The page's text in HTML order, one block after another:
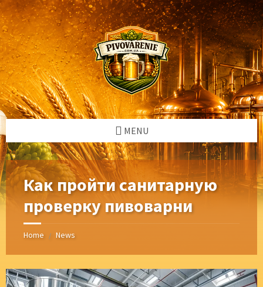
Skip
to
content
Skip
to
left
sidebar
Skip
to
right
sidebar
Skip
to
footer
MENU
Как пройти санитарную
проверку пивоварни
Home / News